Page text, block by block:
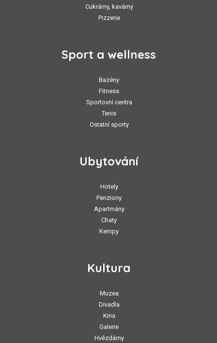
Cukrárny, kavárny
Pizzerie
Sport a wellness
Bazény
Fitness
Sportovní centra
Tenis
Ostatní sporty
Ubytování
Hotely
Penziony
Apartmány
Chaty
Kempy
Kultura
Muzea
Divadla
Kina
Galerie
Hvězdárny